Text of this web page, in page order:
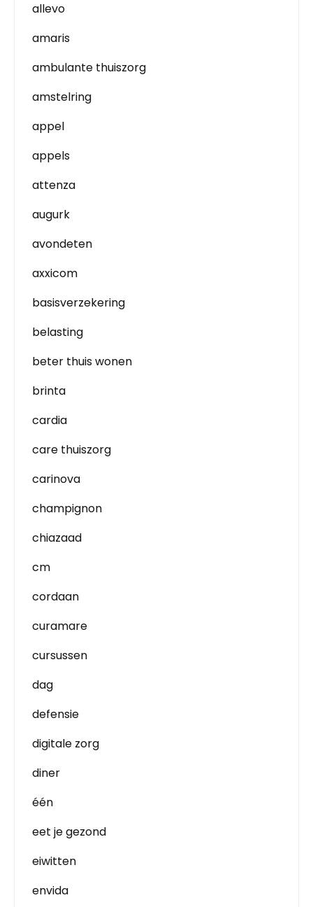
allevo
amaris
ambulante thuiszorg
amstelring
appel
appels
attenza
augurk
avondeten
axxicom
basisverzekering
belasting
beter thuis wonen
brinta
cardia
care thuiszorg
carinova
champignon
chiazaad
cm
cordaan
curamare
cursussen
dag
defensie
digitale zorg
diner
één
eet je gezond
eiwitten
envida